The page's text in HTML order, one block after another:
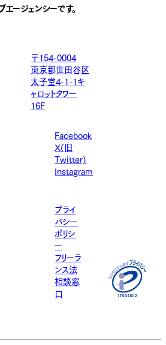
エージェンシーです。
〒154-0004
東京都世田谷区
太子堂4-1-1キ
ャロットタワー
16F
Facebook
X(旧
Twitter)
Instagram
プライ
バシー
ポリシ
ー
フリーラ
ンス法
相談窓
口